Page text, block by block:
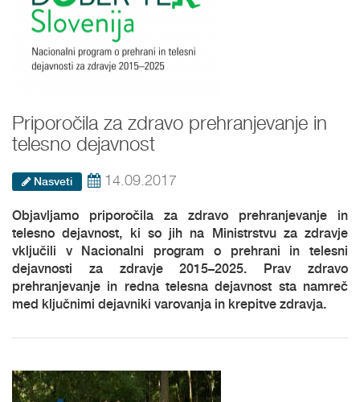
Priporočila za zdravo prehranjevanje in
telesno dejavnost
Nasveti 14.09.2017
Objavljamo priporočila za zdravo prehranjevanje in
telesno dejavnost, ki so jih na Ministrstvu za zdravje
vključili v Nacionalni program o prehrani in telesni
dejavnosti za zdravje 2015–2025. Prav zdravo
prehranjevanje in redna telesna dejavnost sta namreč
med ključnimi dejavniki varovanja in krepitve zdravja.